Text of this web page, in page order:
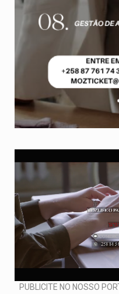
PUBLICITE NO NOSSO